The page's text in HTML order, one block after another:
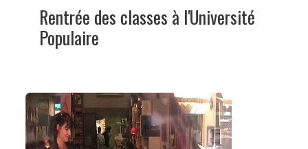
Rentrée des classes à l'Université
Populaire